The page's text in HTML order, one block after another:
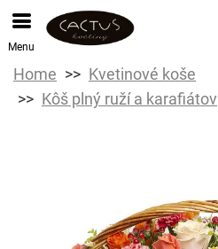
Menu
Home
Kvetinové koše
Kôš plný ruží a karafiátov